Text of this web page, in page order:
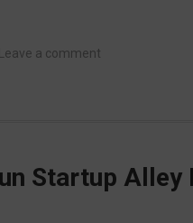
Leave a comment
Startup Alley